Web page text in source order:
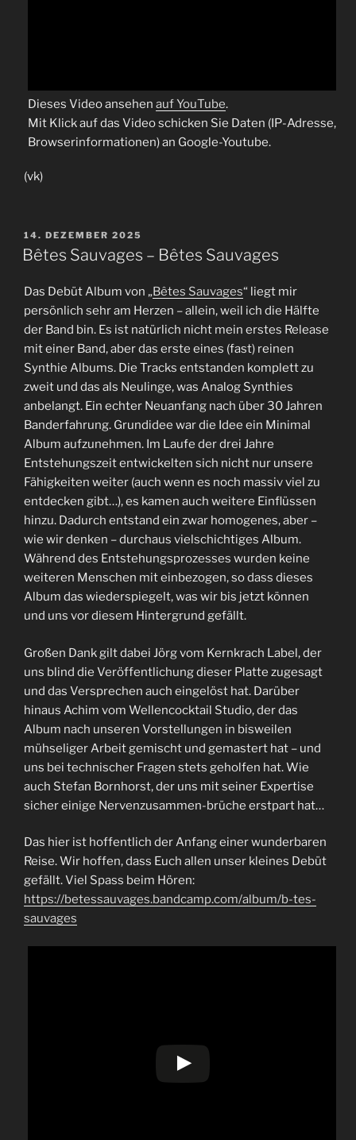
Dieses Video ansehen auf YouTube.
Mit Klick auf das Video schicken Sie Daten (IP-Adresse,
Browserinformationen) an Google-Youtube.
(vk)
VERÖFFENTLICHT
AM
14. DEZEMBER 2025
Bêtes Sauvages – Bêtes Sauvages
Das Debüt Album von „Bêtes Sauvages“ liegt mir
persönlich sehr am Herzen – allein, weil ich die Hälfte
der Band bin. Es ist natürlich nicht mein erstes Release
mit einer Band, aber das erste eines (fast) reinen
Synthie Albums. Die Tracks entstanden komplett zu
zweit und das als Neulinge, was Analog Synthies
anbelangt. Ein echter Neuanfang nach über 30 Jahren
Banderfahrung. Grundidee war die Idee ein Minimal
Album aufzunehmen. Im Laufe der drei Jahre
Entstehungszeit entwickelten sich nicht nur unsere
Fähigkeiten weiter (auch wenn es noch massiv viel zu
entdecken gibt…), es kamen auch weitere Einflüssen
hinzu. Dadurch entstand ein zwar homogenes, aber –
wie wir denken – durchaus vielschichtiges Album.
Während des Entstehungsprozesses wurden keine
weiteren Menschen mit einbezogen, so dass dieses
Album das wiederspiegelt, was wir bis jetzt können
und uns vor diesem Hintergrund gefällt.
Großen Dank gilt dabei Jörg vom Kernkrach Label, der
uns blind die Veröffentlichung dieser Platte zugesagt
und das Versprechen auch eingelöst hat. Darüber
hinaus Achim vom Wellencocktail Studio, der das
Album nach unseren Vorstellungen in bisweilen
mühseliger Arbeit gemischt und gemastert hat – und
uns bei technischer Fragen stets geholfen hat. Wie
auch Stefan Bornhorst, der uns mit seiner Expertise
sicher einige Nervenzusammen-brüche erstpart hat…
Das hier ist hoffentlich der Anfang einer wunderbaren
Reise. Wir hoffen, dass Euch allen unser kleines Debüt
gefällt. Viel Spass beim Hören:
https://betessauvages.bandcamp.com/album/b-tes-
sauvages